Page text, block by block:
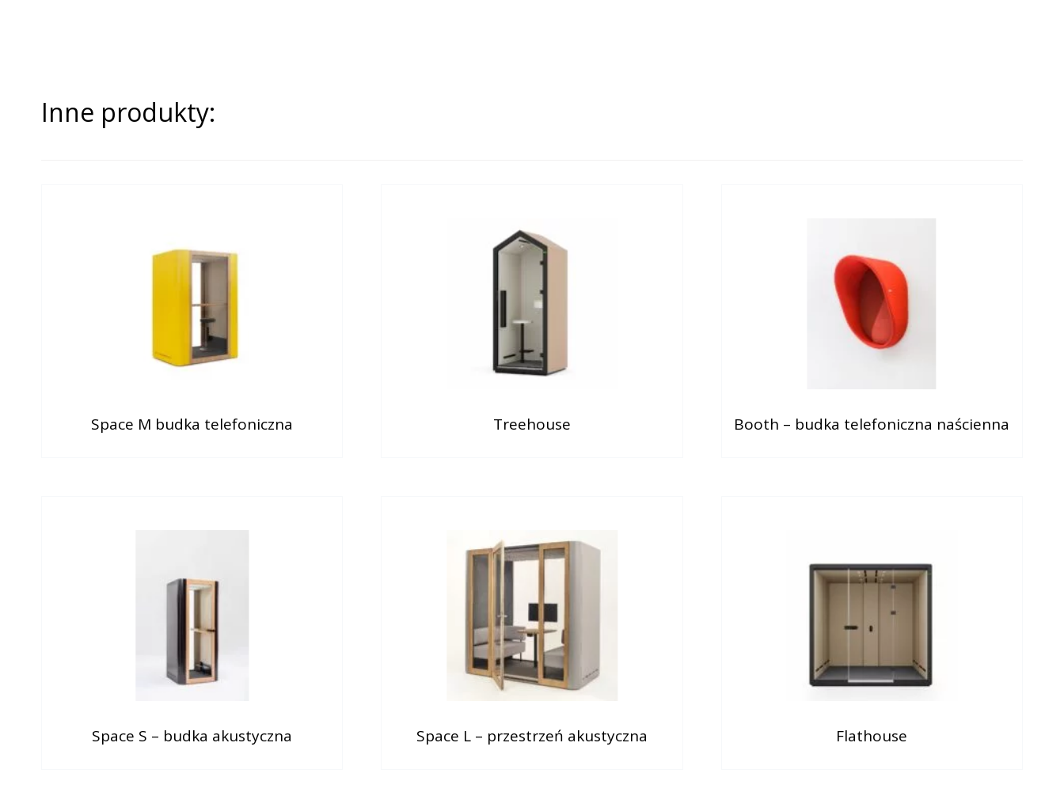
Inne produkty:
Space M budka telefoniczna Treehouse Booth – budka telefoniczna naścienna
Space S – budka akustyczna Space L – przestrzeń akustyczna Flathouse